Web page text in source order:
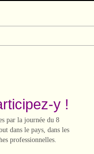
y !
par la journée du 8
dans le pays, dans les
professionnelles.